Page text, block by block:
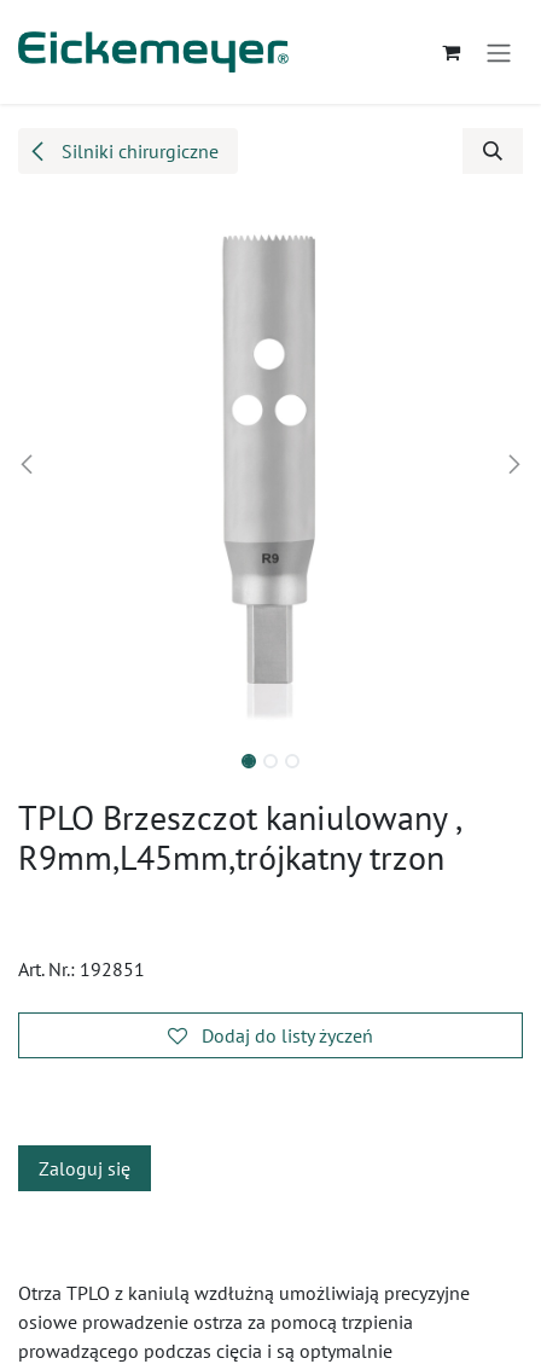
Silniki chirurgiczne
TPLO Brzeszczot kaniulowany ,
R9mm,L45mm,trójkatny trzon
Art. Nr.: 192851
Dodaj do listy życzeń
Zaloguj się
Otrza TPLO z kaniulą wzdłużną umożliwiają precyzyjne
osiowe prowadzenie ostrza za pomocą trzpienia
prowadzącego podczas cięcia i są optymalnie